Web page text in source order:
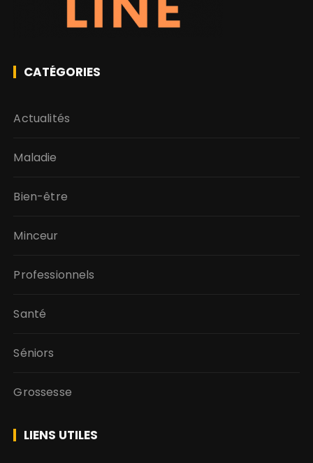
CATÉGORIES
Actualités
Maladie
Bien-être
Minceur
Professionnels
Santé
Séniors
Grossesse
LIENS UTILES